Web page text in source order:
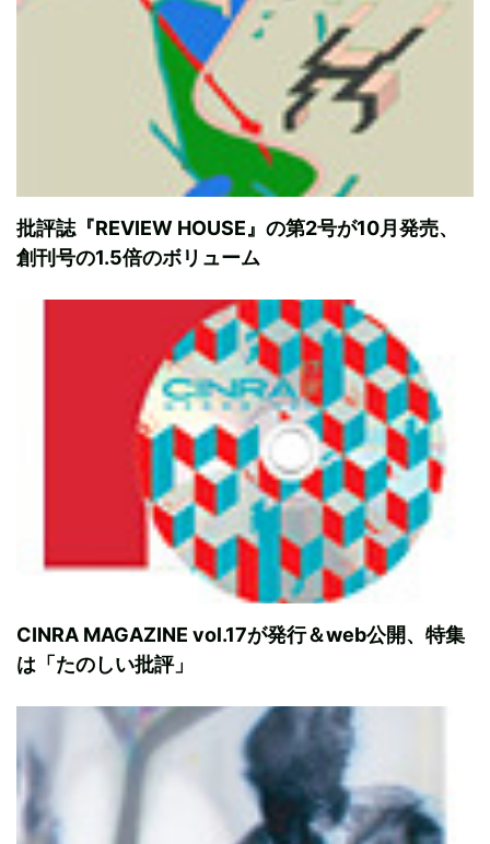
批評誌『REVIEW HOUSE』の第2号が10月発売、
創刊号の1.5倍のボリューム
CINRA MAGAZINE vol.17が発行＆web公開、特集
は「たのしい批評」